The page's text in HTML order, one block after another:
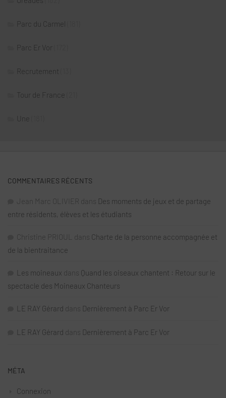
Parc du Carmel
Parc Er Vor
Recrutement
Tour de France
Une
COMMENTAIRES RÉCENTS
Jean Marc OLIVIER dans Des moments de jeux et de partage
entre résidents, élèves et les étudiants
Christine PRIOUL dans Charte de la personne accompagnée et
de la bientraitance
Les moineaux dans Quand les oiseaux chantent : Retour sur le
spectacle des Moineaux Chanteurs
LE RAY Gérard dans Dernièrement à Parc Er Vor
LE RAY Gérard dans Dernièrement à Parc Er Vor
MÉTA
Connexion